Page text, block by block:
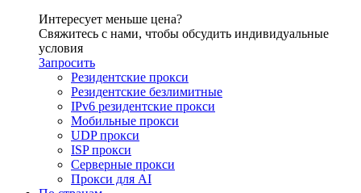
Интересует меньше цена?
Свяжитесь с нами, чтобы обсудить индивидуальные
условия
Запросить
Резидентские прокси
Резидентские безлимитные
IPv6 резидентские прокси
Мобильные прокси
UDP прокси
ISP прокси
Серверные прокси
Прокси для AI